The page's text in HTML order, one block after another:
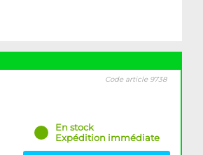
Code article 9738
En stock
Expédition immédiate